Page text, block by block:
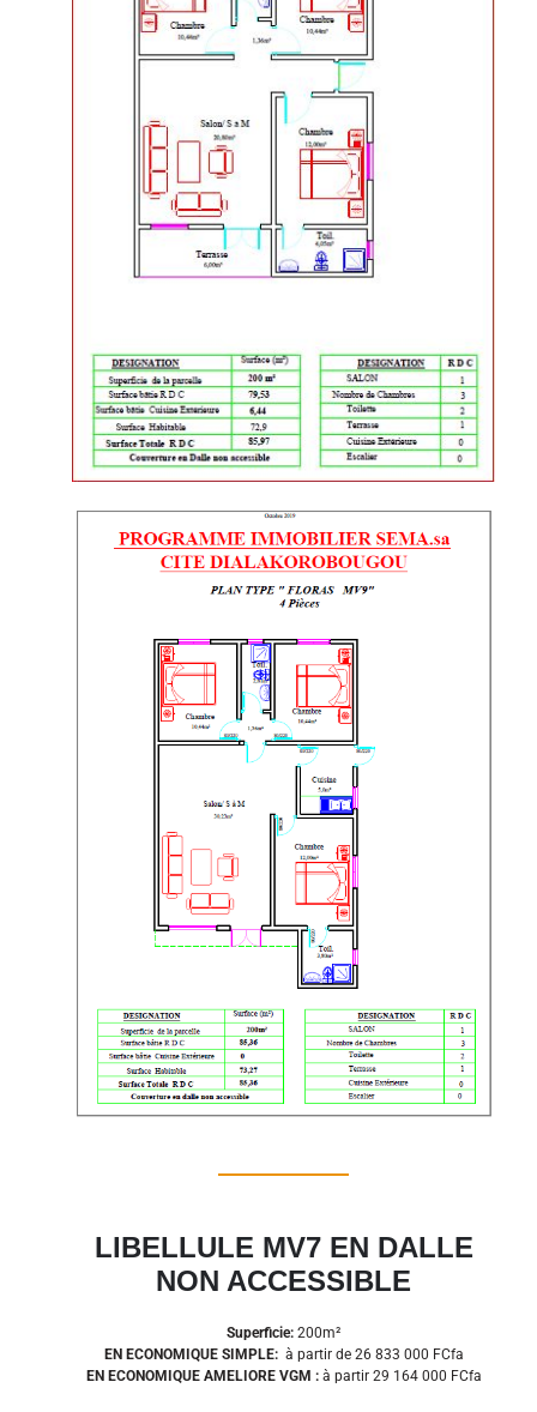
LIBELLULE MV7 EN DALLE
NON ACCESSIBLE
Superficie: 200m²
EN ECONOMIQUE SIMPLE:à partir de 26 833 000 FCfa
EN ECONOMIQUE AMELIORE VGM :à partir 29 164 000 FCfa